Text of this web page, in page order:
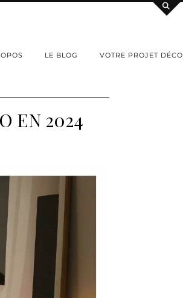
LE BLOG VOTRE PROJET DÉCO
EN 2024